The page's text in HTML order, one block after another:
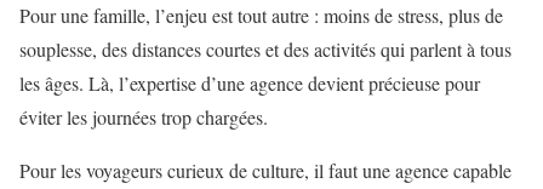
Pour une famille, l’enjeu est tout autre : moins de stress, plus de
souplesse, des distances courtes et des activités qui parlent à tous
les âges. Là, l’expertise d’une agence devient précieuse pour
éviter les journées trop chargées.
Pour les voyageurs curieux de culture, il faut une agence capable